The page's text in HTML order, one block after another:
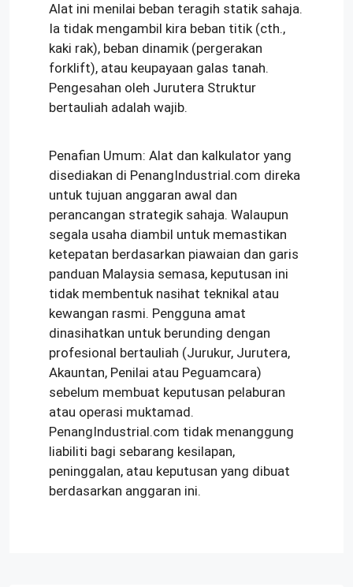
Alat ini menilai beban teragih statik sahaja.
Ia tidak mengambil kira beban titik (cth.,
kaki rak), beban dinamik (pergerakan
forklift), atau keupayaan galas tanah.
Pengesahan oleh Jurutera Struktur
bertauliah adalah wajib.
Penafian Umum: Alat dan kalkulator yang
disediakan di PenangIndustrial.com direka
untuk tujuan anggaran awal dan
perancangan strategik sahaja. Walaupun
segala usaha diambil untuk memastikan
ketepatan berdasarkan piawaian dan garis
panduan Malaysia semasa, keputusan ini
tidak membentuk nasihat teknikal atau
kewangan rasmi. Pengguna amat
dinasihatkan untuk berunding dengan
profesional bertauliah (Jurukur, Jurutera,
Akauntan, Penilai atau Peguamcara)
sebelum membuat keputusan pelaburan
atau operasi muktamad.
PenangIndustrial.com tidak menanggung
liabiliti bagi sebarang kesilapan,
peninggalan, atau keputusan yang dibuat
berdasarkan anggaran ini.